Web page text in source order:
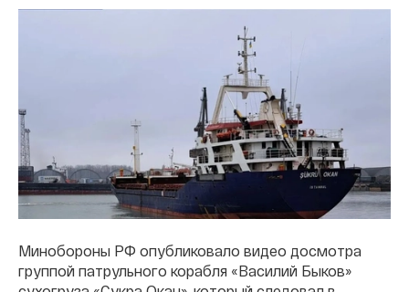
Минобороны РФ опубликовало видео досмотра
группой патрульного корабля «Василий Быков»